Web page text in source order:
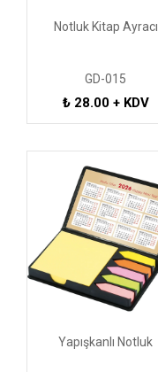
Notluk Kitap Ayracı
GD-015
₺ 28.00 + KDV
Yapışkanlı Notluk